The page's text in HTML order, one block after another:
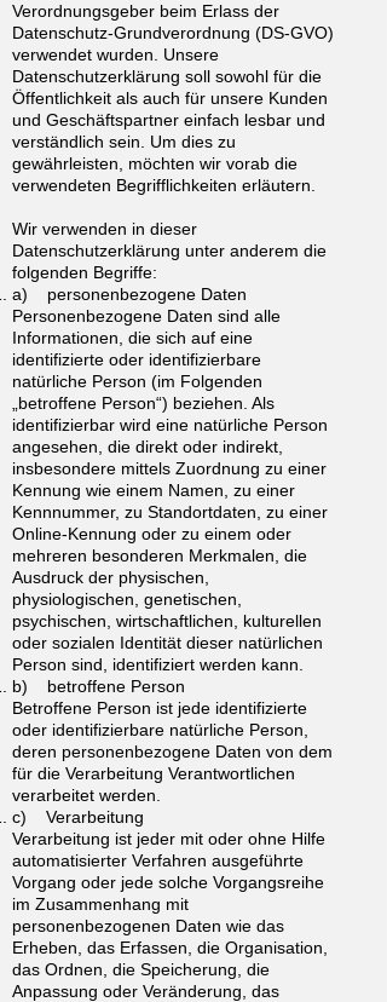
Verordnungsgeber beim Erlass der
Datenschutz-Grundverordnung (DS-GVO)
verwendet wurden. Unsere
Datenschutzerklärung soll sowohl für die
Öffentlichkeit als auch für unsere Kunden
und Geschäftspartner einfach lesbar und
verständlich sein. Um dies zu
gewährleisten, möchten wir vorab die
verwendeten Begrifflichkeiten erläutern.
Wir verwenden in dieser
Datenschutzerklärung unter anderem die
folgenden Begriffe:
a) personenbezogene Daten
Personenbezogene Daten sind alle
Informationen, die sich auf eine
identifizierte oder identifizierbare
natürliche Person (im Folgenden
„betroffene Person“) beziehen. Als
identifizierbar wird eine natürliche Person
angesehen, die direkt oder indirekt,
insbesondere mittels Zuordnung zu einer
Kennung wie einem Namen, zu einer
Kennnummer, zu Standortdaten, zu einer
Online-Kennung oder zu einem oder
mehreren besonderen Merkmalen, die
Ausdruck der physischen,
physiologischen, genetischen,
psychischen, wirtschaftlichen, kulturellen
oder sozialen Identität dieser natürlichen
Person sind, identifiziert werden kann.
b) betroffene Person
Betroffene Person ist jede identifizierte
oder identifizierbare natürliche Person,
deren personenbezogene Daten von dem
für die Verarbeitung Verantwortlichen
verarbeitet werden.
c) Verarbeitung
Verarbeitung ist jeder mit oder ohne Hilfe
automatisierter Verfahren ausgeführte
Vorgang oder jede solche Vorgangsreihe
im Zusammenhang mit
personenbezogenen Daten wie das
Erheben, das Erfassen, die Organisation,
das Ordnen, die Speicherung, die
Anpassung oder Veränderung, das